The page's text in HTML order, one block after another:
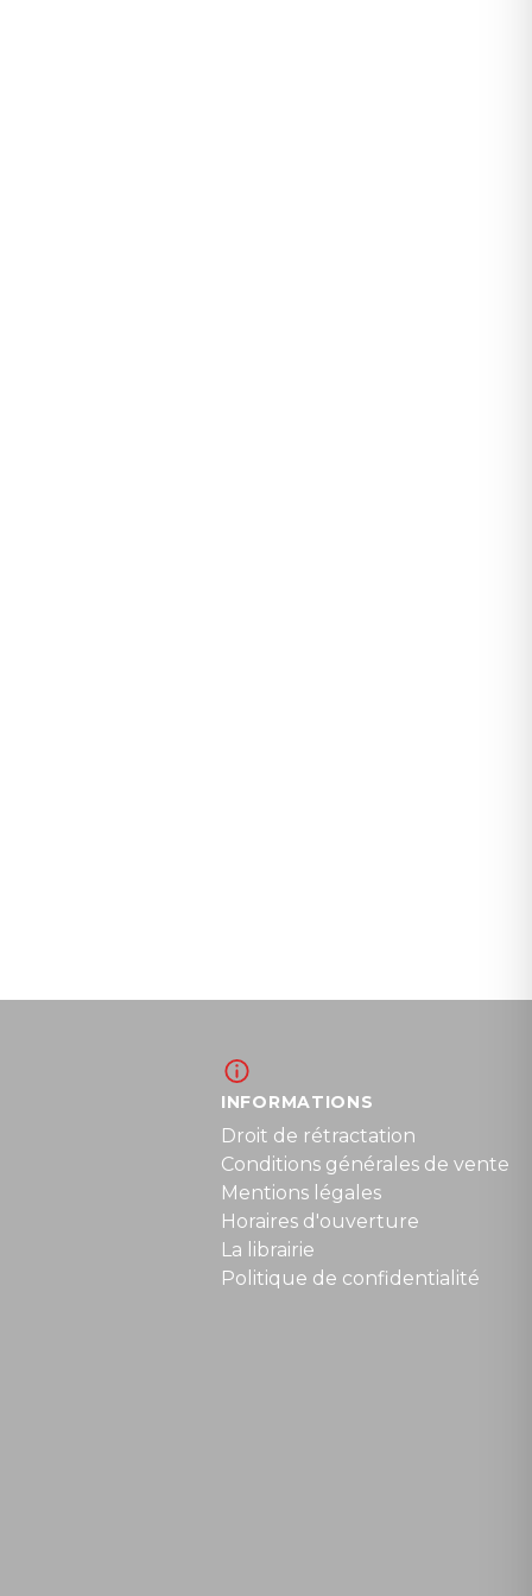
INFORMATIONS
Droit de rétractation
Conditions générales de vente
Mentions légales
Horaires d'ouverture
La librairie
Politique de confidentialité